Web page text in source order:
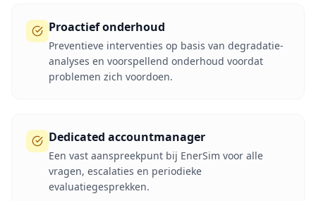
Proactief onderhoud
Preventieve interventies op basis van degradatie-
analyses en voorspellend onderhoud voordat
problemen zich voordoen.
Dedicated accountmanager
Een vast aanspreekpunt bij EnerSim voor alle
vragen, escalaties en periodieke
evaluatiegesprekken.